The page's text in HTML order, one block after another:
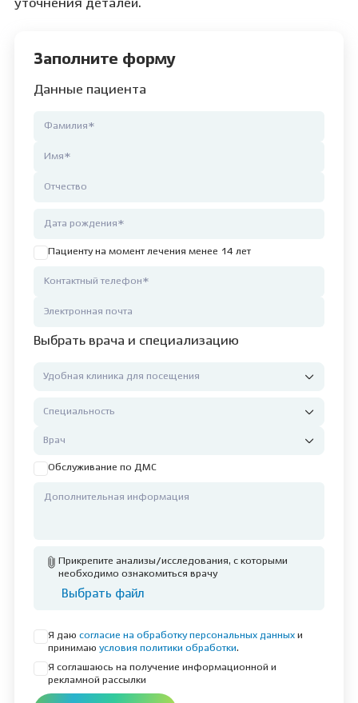
уточнения деталей.
Заполните форму
Данные пациента
Пациенту на момент лечения менее 14 лет
Выбрать врача и специализацию
Обслуживание по ДМС
Прикрепите анализы/исследования, с которыми
необходимо ознакомиться врачу
Выбрать файл
Я даю согласие на обработку персональных данных и
принимаю условия политики обработки.
Я соглашаюсь на получение информационной и
рекламной рассылки